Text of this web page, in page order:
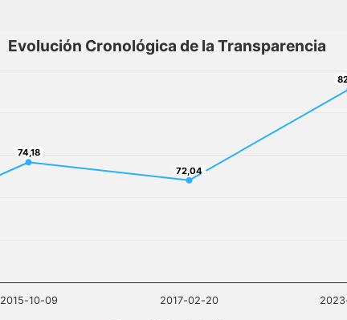
Evolución Cronológica de la Transparencia
74,18
74,18
72,04
72,04
2015-10-09 2017-02-20